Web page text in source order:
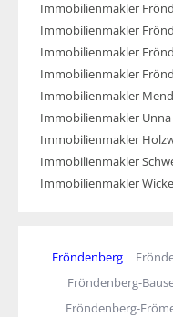
Immobilienmakler
Immobilienmakler
Immobilienmakler
Immobilienmakler
Immobilienmakler
Immobilienmakler Unna
Immobilienmakler
Immobilienmakler
Immobilienmakler
Fröndenberg
Fröndenberg-
Fröndenberg-